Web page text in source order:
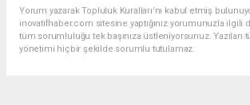
Yorum yazarak Topluluk Kuralları’nı kabul etmiş
inovatifhaber.com sitesine yaptığınız yorumunuzla ilgili
tüm sorumluluğu tek başınıza üstleniyorsunuz. Yazılan
yönetimi hiçbir şekilde sorumlu tutulamaz.